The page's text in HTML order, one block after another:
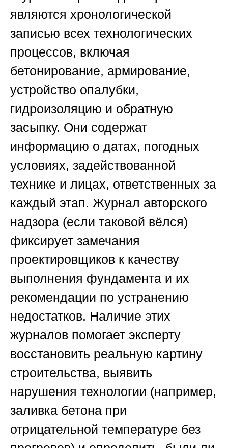
являются хронологической
записью всех технологических
процессов, включая
бетонирование, армирование,
устройство опалубки,
гидроизоляцию и обратную
засыпку. Они содержат
информацию о датах, погодных
условиях, задействованной
технике и лицах, ответственных за
каждый этап. Журнал авторского
надзора (если таковой вёлся)
фиксирует замечания
проектировщиков к качеству
выполнения фундамента и их
рекомендации по устранению
недостатков. Наличие этих
журналов помогает эксперту
восстановить реальную картину
строительства, выявить
нарушения технологии (например,
заливка бетона при
отрицательной температуре без